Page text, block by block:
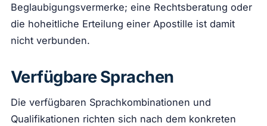
Beglaubigungsvermerke; eine Rechtsberatung oder
die hoheitliche Erteilung einer Apostille ist damit
nicht verbunden.
Verfügbare Sprachen
Die verfügbaren Sprachkombinationen und
Qualifikationen richten sich nach dem konkreten